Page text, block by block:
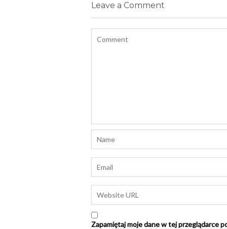
Leave a Comment
Zapamiętaj moje dane w tej przeglądarce